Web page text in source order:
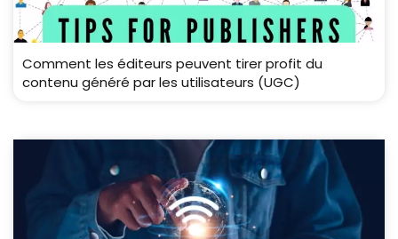
Comment les éditeurs peuvent tirer profit du
contenu généré par les utilisateurs (UGC)